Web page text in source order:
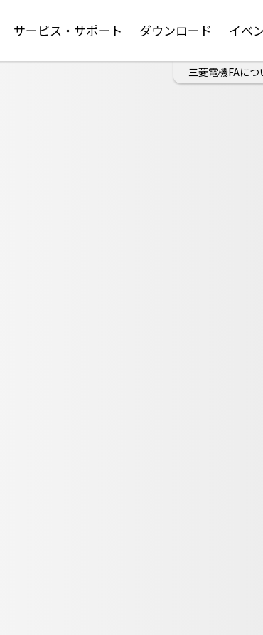
サービス・サポート ダウンロード イベ
三菱電機FAにつ